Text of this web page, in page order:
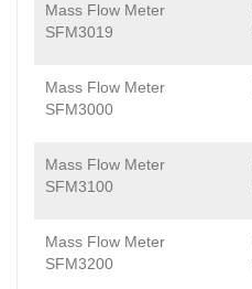
Mass Flow Meter
SFM3019
Mass Flow Meter
SFM3000
Mass Flow Meter
SFM3100
Mass Flow Meter
SFM3200